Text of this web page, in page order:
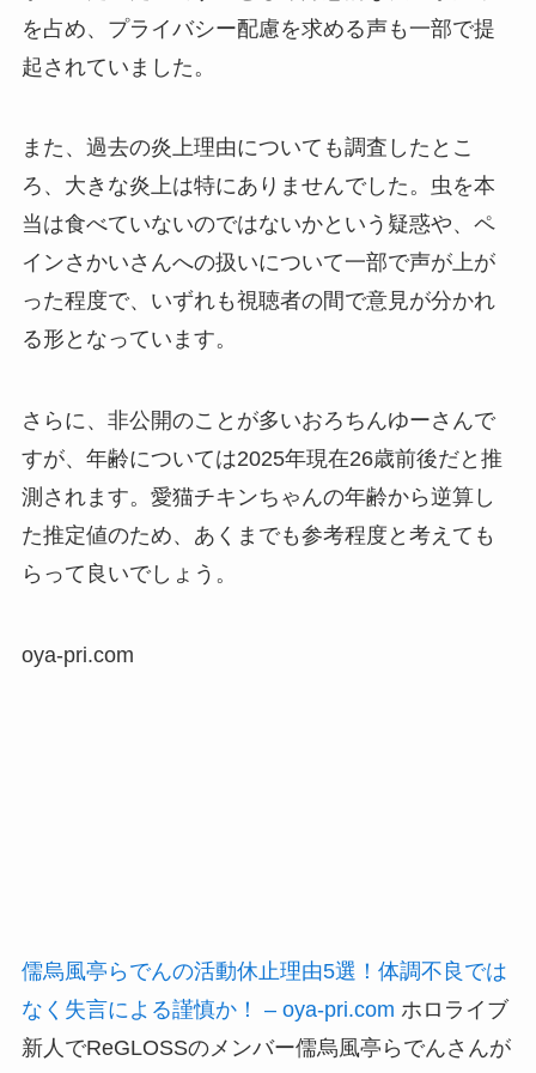
を占め、プライバシー配慮を求める声も一部で提
起されていました。
また、過去の炎上理由についても調査したとこ
ろ、大きな炎上は特にありませんでした。虫を本
当は食べていないのではないかという疑惑や、ペ
インさかいさんへの扱いについて一部で声が上が
った程度で、いずれも視聴者の間で意見が分かれ
る形となっています。
さらに、非公開のことが多いおろちんゆーさんで
すが、年齢については2025年現在26歳前後だと推
測されます。愛猫チキンちゃんの年齢から逆算し
た推定値のため、あくまでも参考程度と考えても
らって良いでしょう。
oya-pri.com
儒烏風亭らでんの活動休止理由5選！体調不良では
なく失言による謹慎か！ – oya-pri.com ホロライブ
新人でReGLOSSのメンバー儒烏風亭らでんさんが